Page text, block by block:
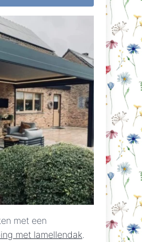
met een
met lamellendak.